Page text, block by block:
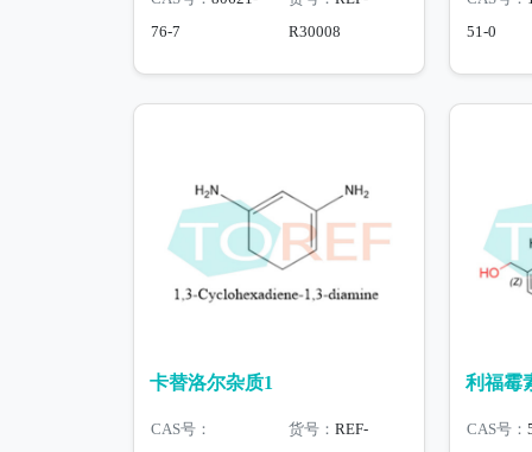
76-7
R30008
51-0
卡替洛尔杂质1
CAS号：
货号： REF-
利福霉
CAS号：